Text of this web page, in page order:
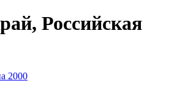
Российская
2000